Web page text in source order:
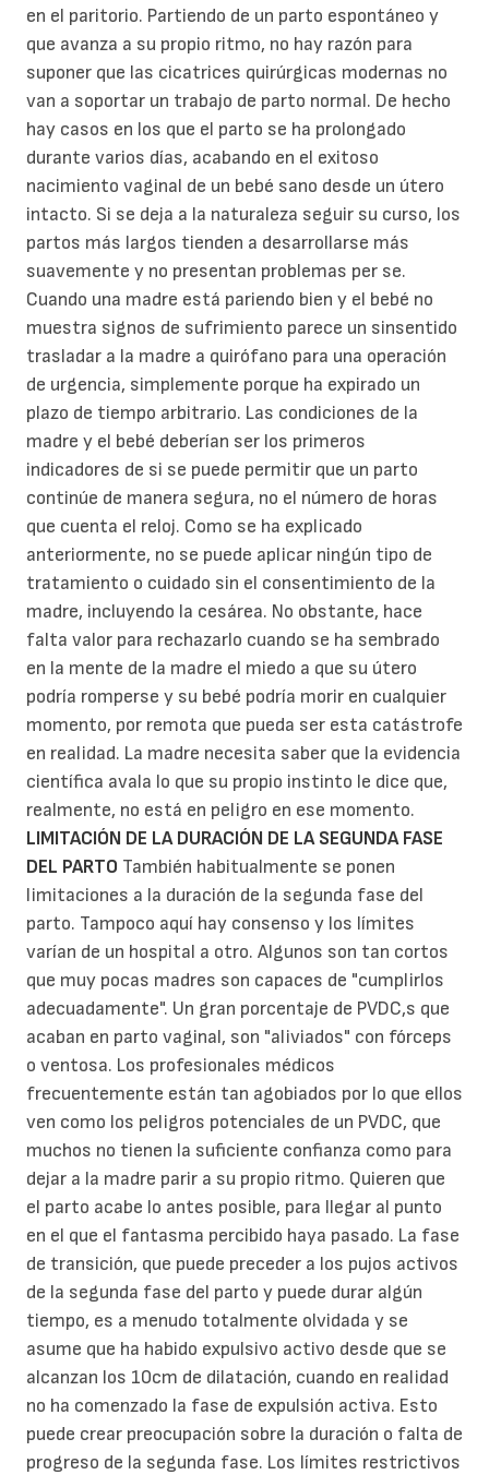
en el paritorio. Partiendo de un parto espontáneo y
que avanza a su propio ritmo, no hay razón para
suponer que las cicatrices quirúrgicas modernas no
van a soportar un trabajo de parto normal. De hecho
hay casos en los que el parto se ha prolongado
durante varios días, acabando en el exitoso
nacimiento vaginal de un bebé sano desde un útero
intacto. Si se deja a la naturaleza seguir su curso, los
partos más largos tienden a desarrollarse más
suavemente y no presentan problemas per se.
Cuando una madre está pariendo bien y el bebé no
muestra signos de sufrimiento parece un sinsentido
trasladar a la madre a quirófano para una operación
de urgencia, simplemente porque ha expirado un
plazo de tiempo arbitrario. Las condiciones de la
madre y el bebé deberían ser los primeros
indicadores de si se puede permitir que un parto
continúe de manera segura, no el número de horas
que cuenta el reloj. Como se ha explicado
anteriormente, no se puede aplicar ningún tipo de
tratamiento o cuidado sin el consentimiento de la
madre, incluyendo la cesárea. No obstante, hace
falta valor para rechazarlo cuando se ha sembrado
en la mente de la madre el miedo a que su útero
podría romperse y su bebé podría morir en cualquier
momento, por remota que pueda ser esta catástrofe
en realidad. La madre necesita saber que la evidencia
científica avala lo que su propio instinto le dice que,
realmente, no está en peligro en ese momento.
LIMITACIÓN DE LA DURACIÓN DE LA SEGUNDA FASE
DEL PARTO También habitualmente se ponen
limitaciones a la duración de la segunda fase del
parto. Tampoco aquí hay consenso y los límites
varían de un hospital a otro. Algunos son tan cortos
que muy pocas madres son capaces de "cumplirlos
adecuadamente". Un gran porcentaje de PVDC,s que
acaban en parto vaginal, son "aliviados" con fórceps
o ventosa. Los profesionales médicos
frecuentemente están tan agobiados por lo que ellos
ven como los peligros potenciales de un PVDC, que
muchos no tienen la suficiente confianza como para
dejar a la madre parir a su propio ritmo. Quieren que
el parto acabe lo antes posible, para llegar al punto
en el que el fantasma percibido haya pasado. La fase
de transición, que puede preceder a los pujos activos
de la segunda fase del parto y puede durar algún
tiempo, es a menudo totalmente olvidada y se
asume que ha habido expulsivo activo desde que se
alcanzan los 10cm de dilatación, cuando en realidad
no ha comenzado la fase de expulsión activa. Esto
puede crear preocupación sobre la duración o falta de
progreso de la segunda fase. Los límites restrictivos